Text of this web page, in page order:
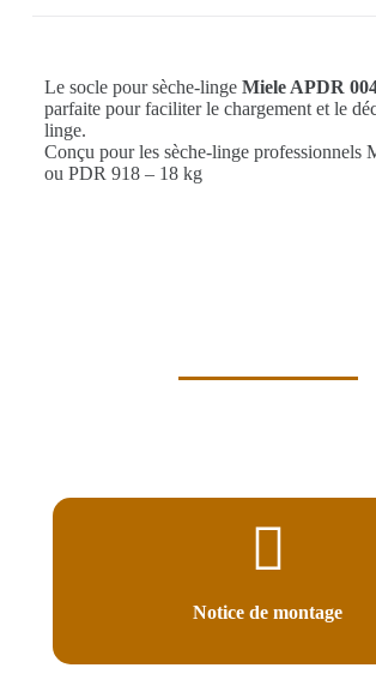
Le socle pour sèche-linge Miele APDR
parfaite pour faciliter le chargement et le
linge.
Conçu pour les sèche-linge professionnels
ou PDR 918 – 18 kg
Notice de montage